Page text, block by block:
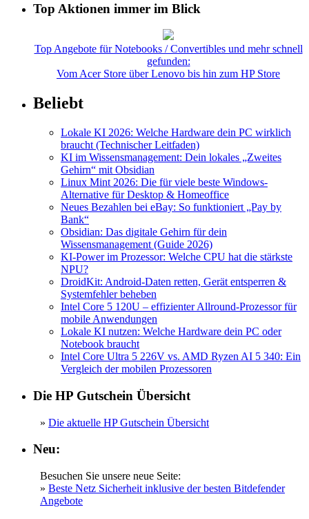
Top Aktionen immer im Blick
Top Angebote für Notebooks / Convertibles und mehr schnell
gefunden:
Vom Acer Store über Lenovo bis hin zum HP Store
Beliebt
Lokale KI 2026: Welche Hardware dein PC wirklich
braucht (Technischer Leitfaden)
KI im Wissensmanagement: Dein lokales „Zweites
Gehirn“ mit Obsidian
Linux Mint 2026: Die für viele beste Windows-
Alternative für Desktop & Homeoffice
Neues Bezahlen bei eBay: So funktioniert „Pay by
Bank“
Obsidian: Das digitale Gehirn für dein
Wissensmanagement (Guide 2026)
KI-Power im Prozessor: Welche CPU hat die stärkste
NPU?
DroidKit: Android-Daten retten, Gerät entsperren &
Systemfehler beheben
Intel Core 5 120U – effizienter Allround-Prozessor für
mobile Anwendungen
Lokale KI nutzen: Welche Hardware dein PC oder
Notebook braucht
Intel Core Ultra 5 226V vs. AMD Ryzen AI 5 340: Ein
Vergleich der mobilen Prozessoren
Die HP Gutschein Übersicht
» Die aktuelle HP Gutschein Übersicht
Neu:
Besuchen Sie unsere neue Seite:
» Beste Netz Sicherheit inklusive der besten Bitdefender
Angebote